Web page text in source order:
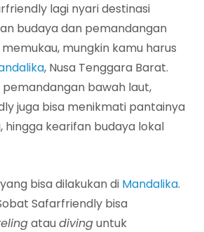
lagi nyari destinasi
budaya dan pemandangan
mungkin kamu harus
, Nusa Tenggara Barat.
pemandangan bawah laut,
juga bisa menikmati pantainya
hingga kearifan budaya lokal
bisa dilakukan di Mandalika.
Safarfriendly bisa
ataudivinguntuk